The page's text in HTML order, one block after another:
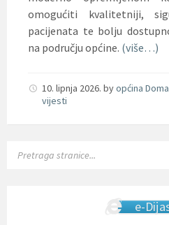
omogućiti kvalitetniji,
pacijenata te bolju
na području općine. (više…)
10. lipnja 2026. byopćina
vijesti
e-